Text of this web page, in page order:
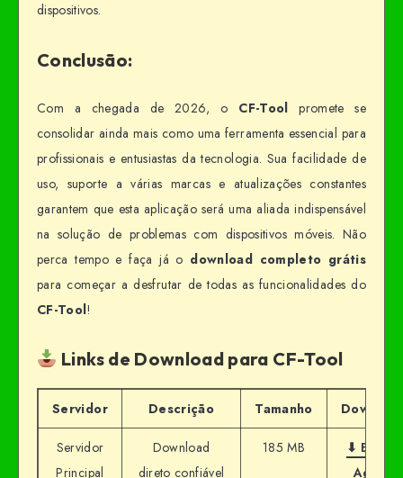
dispositivos.
Conclusão:
Com a chegada de 2026, o CF-Tool promete se
consolidar ainda mais como uma ferramenta essencial para
profissionais e entusiastas da tecnologia. Sua facilidade de
uso, suporte a várias marcas e atualizações constantes
garantem que esta aplicação será uma aliada indispensável
na solução de problemas com dispositivos móveis. Não
perca tempo e faça já o download completo grátis
para começar a desfrutar de todas as funcionalidades do
CF-Tool!
Links de Download para CF-Tool
Servidor Descrição Tamanho
Servidor
Principal
Download
direto confiável
185 MB
⬇ Baixar
Agora